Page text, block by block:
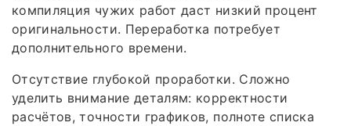
компиляция чужих работ даст низкий процент
оригинальности. Переработка потребует
дополнительного времени.
Отсутствие глубокой проработки. Сложно
уделить внимание деталям: корректности
расчётов, точности графиков, полноте списка